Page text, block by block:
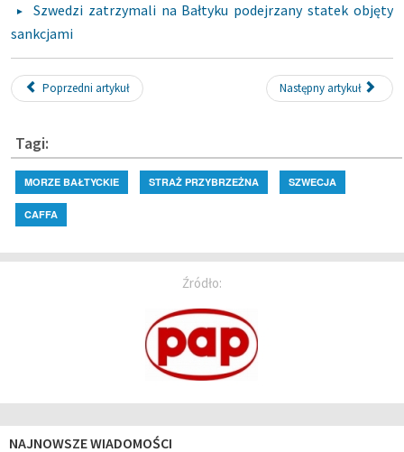
Szwedzi zatrzymali na Bałtyku podejrzany statek objęty
sankcjami
Poprzedni artykuł Następny artykuł
Tagi:
MORZE BAŁTYCKIE STRAŻ PRZYBRZEŻNA SZWECJA
CAFFA
Źródło:
NAJNOWSZE WIADOMOŚCI